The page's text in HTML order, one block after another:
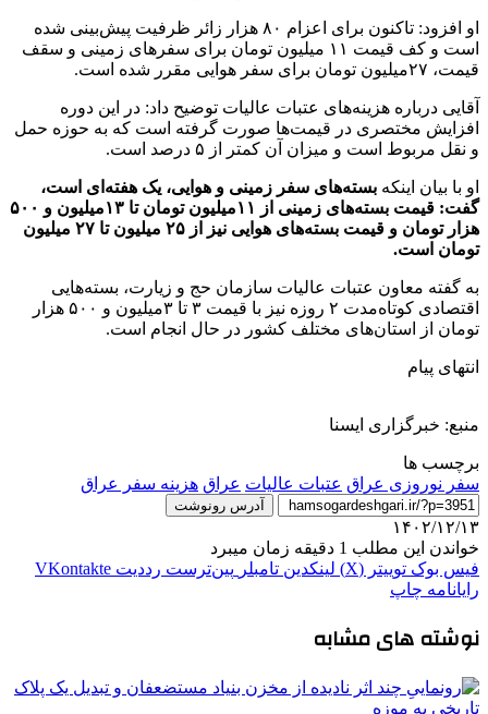
او افزود: تاکنون برای اعزام ۸۰ هزار زائر ظرفیت پیش‌بینی شده
است و کف قیمت ۱۱ میلیون تومان برای سفرهای زمینی و سقف
قیمت، ۲۷میلیون تومان برای سفر هوایی مقرر شده است.
آقایی درباره هزینه‌های عتبات عالیات توضیح داد: در این دوره
افزایش مختصری در قیمت‌ها صورت گرفته است که به حوزه حمل
و نقل مربوط است و میزان آن کمتر از ۵ درصد است.
او با بیان اینکه بسته‌های سفر زمینی و هوایی، یک هفته‌ای است،
گفت: قیمت بسته‌های زمینی از ۱۱میلیون تومان تا ۱۳میلیون و ۵۰۰
هزار تومان و قیمت بسته‌های هوایی نیز از ۲۵ میلیون تا ۲۷ میلیون
تومان است.
به گفته معاون عتبات عالیات سازمان حج و زیارت، بسته‌هایی
اقتصادی کوتاه‌مدت ۲ روزه نیز با قیمت ۳ تا ۳میلیون و ۵۰۰ هزار
تومان از استان‌های مختلف کشور در حال انجام است.
انتهای پیام
منبع: خبرگزاری ایسنا
برچسب ها
سفر نوروزی عراق عتبات عالیات عراق هزینه سفر عراق
آدرس رونوشت
۱۴۰۲/۱۲/۱۳
خواندن این مطلب 1 دقیقه زمان میبرد
فیس بوک توییتر (X) لینکدین ‫تامبلر ‫پین‌ترست ‫رددیت ‫VKontakte
رایانامه چاپ
نوشته های مشابه